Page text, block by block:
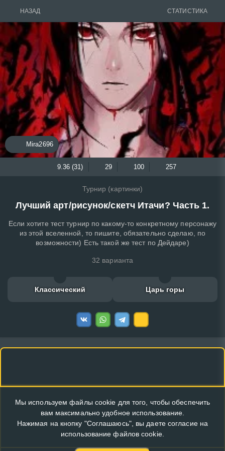
НАЗАД СТАТИСТИКА
Mira2696
9.36 (31) 29 100 257
Турнир (картинки)
Лучший арт/рисунок/скетч Итачи? Часть 1.
Если хотите тест турнир по какому-то конкретному персонажу
из этой вселенной, то пишите, обязательно сделаю, по
возможности) Есть такой же тест по Дейдаре)
32 варианта
Классический Царь горы
Мы используем файлы cookie для того, чтобы обеспечить
вам максимально удобное использование.
Нажимая на кнопку "Соглашаюсь", вы даете согласие на
использование файлов cookie.